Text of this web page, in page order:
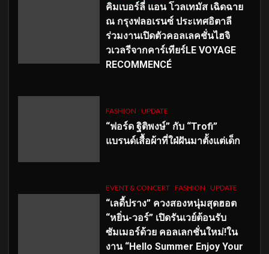
คิมเบอร์ลี่ แอน โวลเทมัส เฉิดฉาย
ณ กรุงฟลอเรนซ์ ประเทศอิตาลี
ร่วมงานเปิดตัวคอลเลคชั่นไฮจิ
วเวลรีจากคาร์เทียร์LE VOYAGE
RECOMMENCÉ
FASHION UPDATE
“ฟอร์ด ฐิติพงษ์” กับ “Trofi”
แบรนด์เสื้อผ้าที่ใฝ่ฝันมาตั้งแต่เด็ก
EVENT & CONCERT FASHION UPDATE
“เลดี้ปราง” ควงสองหนุ่มสุดฮอต
“หยิ่น-วอร์” เปิดรันเวย์ต้อนรับ
ซัมเมอร์ด้วย คอลเลกชั่นใหม่!ใน
งาน “Hello Summer Enjoy Your